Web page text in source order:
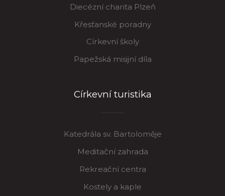
Diecézní charita Plzeň
Křesťanské poradny
Církevní školy
Papežská misijní díla
Církevní turistika
Katedrála sv. Bartoloměje
Meditační zahrada
Rekreační centra
Kostely a kaple